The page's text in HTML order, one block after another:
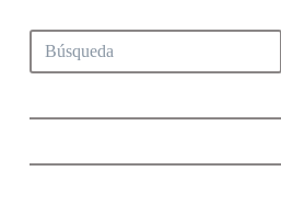
Buscar